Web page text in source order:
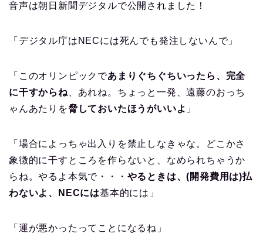
音声は朝日新聞デジタルで公開されました！
「デジタル庁はNECには死んでも発注しないんで」
「このオリンピックであまりぐちぐちいったら、完全
に干すからね 、あれね。ちょっと一発、遠藤のおっち
ゃんあたりを脅しておいたほうがいいよ 」
「場合によっちゃ出入りを禁止しなきゃな。どこかさ
象徴的に干すところを作らないと、なめられちゃうか
らね。やるよ本気で・・・ やるときは、(開発費用は)払
わないよ、NECには基本的には」
「運が悪かったってことになるね」